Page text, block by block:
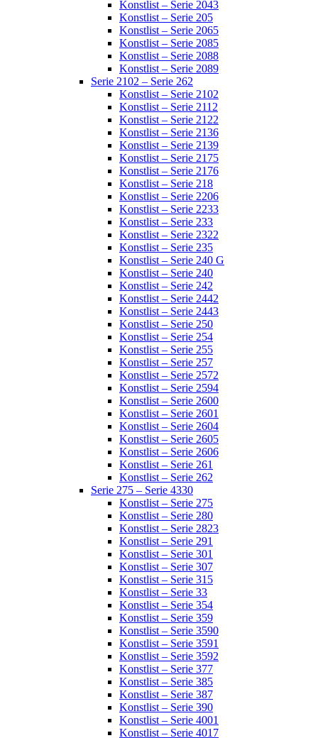
Konstlist – Serie 2043
Konstlist – Serie 205
Konstlist – Serie 2065
Konstlist – Serie 2085
Konstlist – Serie 2088
Konstlist – Serie 2089
Serie 2102 – Serie 262
Konstlist – Serie 2102
Konstlist – Serie 2112
Konstlist – Serie 2122
Konstlist – Serie 2136
Konstlist – Serie 2139
Konstlist – Serie 2175
Konstlist – Serie 2176
Konstlist – Serie 218
Konstlist – Serie 2206
Konstlist – Serie 2233
Konstlist – Serie 233
Konstlist – Serie 2322
Konstlist – Serie 235
Konstlist – Serie 240 G
Konstlist – Serie 240
Konstlist – Serie 242
Konstlist – Serie 2442
Konstlist – Serie 2443
Konstlist – Serie 250
Konstlist – Serie 254
Konstlist – Serie 255
Konstlist – Serie 257
Konstlist – Serie 2572
Konstlist – Serie 2594
Konstlist – Serie 2600
Konstlist – Serie 2601
Konstlist – Serie 2604
Konstlist – Serie 2605
Konstlist – Serie 2606
Konstlist – Serie 261
Konstlist – Serie 262
Serie 275 – Serie 4330
Konstlist – Serie 275
Konstlist – Serie 280
Konstlist – Serie 2823
Konstlist – Serie 291
Konstlist – Serie 301
Konstlist – Serie 307
Konstlist – Serie 315
Konstlist – Serie 33
Konstlist – Serie 354
Konstlist – Serie 359
Konstlist – Serie 3590
Konstlist – Serie 3591
Konstlist – Serie 3592
Konstlist – Serie 377
Konstlist – Serie 385
Konstlist – Serie 387
Konstlist – Serie 390
Konstlist – Serie 4001
Konstlist – Serie 4017